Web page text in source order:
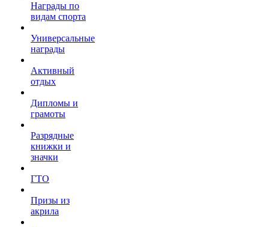
Награды по
видам спорта
Универсальные
награды
Активный
отдых
Дипломы и
грамоты
Разрядные
книжки и
значки
ГТО
Призы из
акрила